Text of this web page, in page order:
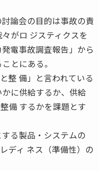
論会の目的は事故の責
がロ ジスティクスを
電事故調査報告」から
とにある。
整 備」と言われている
に供給するか、供給
備 するかを課題とす
る製品・システムの
ディ ネス（準備性）の